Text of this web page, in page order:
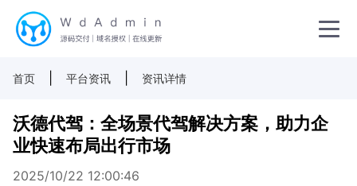
首页 平台资讯 资讯详情
沃德代驾：全场景代驾解决方案，助力企
业快速布局出行市场
2025/10/22 12:00:46